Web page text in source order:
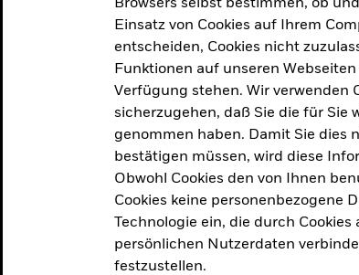
das am
verfolgt das
demografische und
Vorschläge, um das
Browsers selbst bestimmen, ob
Einsatz von Cookies auf Ihrem
entscheiden, Cookies nicht
Funktionen auf unseren
Verfügung stehen. Wir verwenden
sicherzugehen, daß Sie die für
genommen haben. Damit Sie dies
bestätigen müssen, wird diese
Obwohl Cookies den von Ihnen
Cookies keine personenbezogene
Technologie ein, die durch
persönlichen Nutzerdaten
festzustellen.